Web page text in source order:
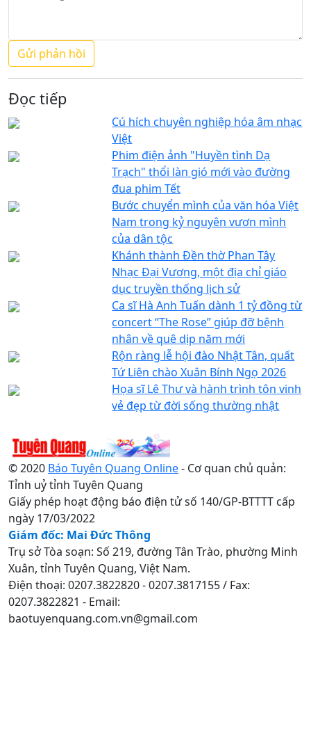
Đọc tiếp
Cú hích chuyên nghiệp hóa âm nhạc
Việt
Phim điện ảnh "Huyền tình Dạ
Trạch" thổi làn gió mới vào đường
đua phim Tết
Bước chuyển mình của văn hóa Việt
Nam trong kỷ nguyên vươn mình
của dân tộc
Khánh thành Đền thờ Phan Tây
Nhạc Đại Vương, một địa chỉ giáo
dục truyền thống lịch sử
Ca sĩ Hà Anh Tuấn dành 1 tỷ đồng từ
concert “The Rose” giúp đỡ bệnh
nhân về quê dịp năm mới
Rộn ràng lễ hội đào Nhật Tân, quất
Tứ Liên chào Xuân Bính Ngọ 2026
Họa sĩ Lê Thư và hành trình tôn vinh
vẻ đẹp từ đời sống thường nhật
© 2020 Báo Tuyên Quang Online- Cơ quan chủ quản:
Tỉnh uỷ tỉnh Tuyên Quang
Giấy phép hoạt động báo điện tử số 140/GP-BTTTT cấp
ngày 17/03/2022
Giám đốc: Mai Đức Thông
Trụ sở Tòa soạn: Số 219, đường Tân Trào, phường Minh
Xuân, tỉnh Tuyên Quang, Việt Nam.
Điện thoại: 0207.3822820 - 0207.3817155 / Fax:
0207.3822821 - Email:
baotuyenquang.com.vn@gmail.com